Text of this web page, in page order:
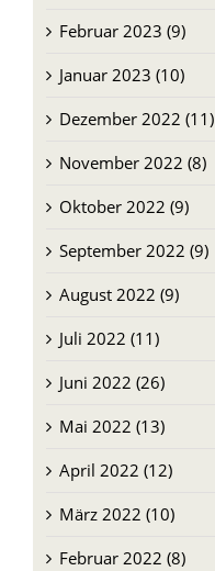
Februar 2023 (9)
Januar 2023 (10)
Dezember 2022 (11)
November 2022 (8)
Oktober 2022 (9)
September 2022 (9)
August 2022 (9)
Juli 2022 (11)
Juni 2022 (26)
Mai 2022 (13)
April 2022 (12)
März 2022 (10)
Februar 2022 (8)